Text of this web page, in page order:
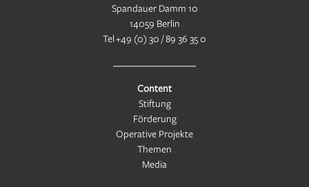
Spandauer Damm 10
14059 Berlin
Tel+49 (0) 30 / 89 36 35 0
Content
Stiftung
Förderung
Operative Projekte
Themen
Media